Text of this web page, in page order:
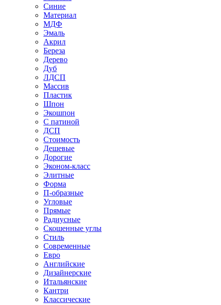
Синие
Материал
МДФ
Эмаль
Акрил
Береза
Дерево
Дуб
ЛДСП
Массив
Пластик
Шпон
Экошпон
С патиной
ДСП
Стоимость
Дешевые
Дорогие
Эконом-класс
Элитные
Форма
П-образные
Угловые
Прямые
Радиусные
Скошенные углы
Стиль
Современные
Евро
Английские
Дизайнерские
Итальянские
Кантри
Классические